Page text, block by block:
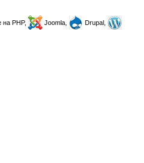
на PHP, Joomla,
Drupal,